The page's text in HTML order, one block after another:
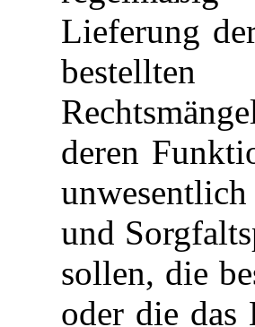
Lieferung
deren
und
sollen, die
oder die das